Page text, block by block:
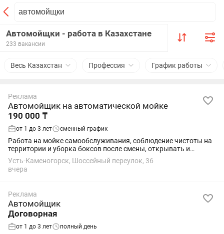
Автомойщки - работа в Казахстане
233 вакансии
Весь Казахстан Профессия График работы
Реклама
Автомойщик на автоматической мойке
190 000 ₸
от 1 до 3 лет сменный график
Работа на мойке самообслуживания, соблюдение чистоты на
территории и уборка боксов после смены, открывать и
закрывать ворота, обслуживание оборудования для
бесперебойной работы, опыт работы с электро...
Усть-Каменогорск, Шоссейный переулок, 36
вчера
Реклама
Автомойщик
Договорная
от 1 до 3 лет полный день